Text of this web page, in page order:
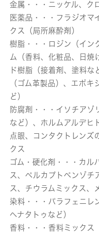
金属 ・・・ニッケル、ク
医薬品 ・・・フラジオマ
クス（局所麻酔剤）
樹脂 ・・・ロジン（イン
ム（香料、化粧品、日焼
ド樹脂（接着剤、塗料
（ゴム革製品）、エポキ
ど）
防腐剤
・・・イソチアゾ
など）、ホルムアルデヒ
点眼、コンタクトレンズ
クス
ゴム・硬化剤
・・・カル
ス、ペルカプトベンゾチ
ス、チウラムミックス、
染料 ・・・パラフェニレ
ヘナタトゥなど）
香料 ・・・香料ミックス